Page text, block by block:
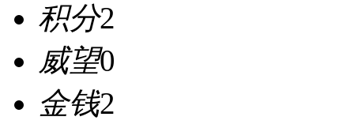
积分2
威望0
金钱2